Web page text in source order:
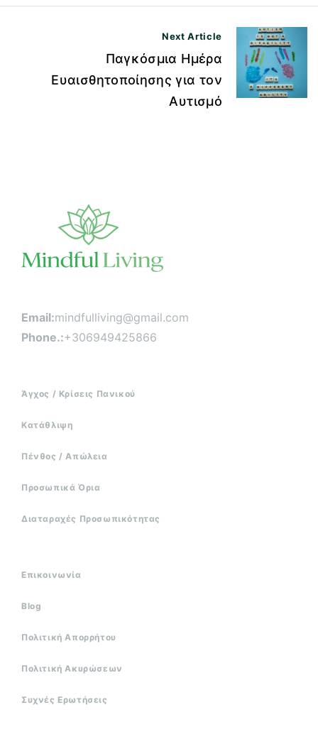
Next Article
Παγκόσμια Ημέρα
Ευαισθητοποίησης για τον
Αυτισμό
Email:mindfulliving@gmail.com
Phone.:+306949425866
Άγχος / Κρίσεις Πανικού
Κατάθλιψη
Πένθος / Απώλεια
Προσωπικά Όρια
Διαταραχές Προσωπικότητας
Επικοινωνία
Blog
Πολιτική Απορρήτου
Πολιτική Ακυρώσεων
Συχνές Ερωτήσεις